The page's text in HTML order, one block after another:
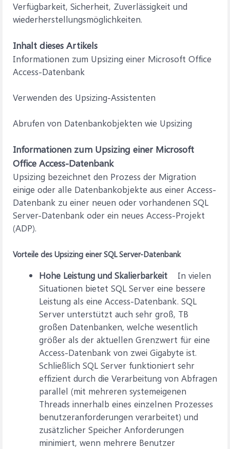
Verfügbarkeit, Sicherheit, Zuverlässigkeit und
wiederherstellungsmöglichkeiten.
Inhalt dieses Artikels
Informationen zum Upsizing einer Microsoft Office
Access-Datenbank
Verwenden des Upsizing-Assistenten
Abrufen von Datenbankobjekten wie Upsizing
Informationen zum Upsizing einer Microsoft
Office Access-Datenbank
Upsizing bezeichnet den Prozess der Migration
einige oder alle Datenbankobjekte aus einer Access-
Datenbank zu einer neuen oder vorhandenen SQL
Server-Datenbank oder ein neues Access-Projekt
(ADP).
Vorteile des Upsizing einer SQL Server-Datenbank
Hohe Leistung und Skalierbarkeit In vielen
Situationen bietet SQL Server eine bessere
Leistung als eine Access-Datenbank. SQL
Server unterstützt auch sehr groß, TB
großen Datenbanken, welche wesentlich
größer als der aktuellen Grenzwert für eine
Access-Datenbank von zwei Gigabyte ist.
Schließlich SQL Server funktioniert sehr
effizient durch die Verarbeitung von Abfragen
parallel (mit mehreren systemeigenen
Threads innerhalb eines einzelnen Prozesses
benutzeranforderungen verarbeitet) und
zusätzlicher Speicher Anforderungen
minimiert, wenn mehrere Benutzer